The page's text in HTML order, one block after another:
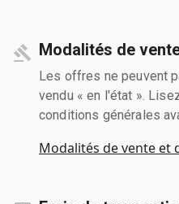
Modalités de
Les offres ne peuvent
vendu « en l'état ».
conditions générales
Modalités de vente et